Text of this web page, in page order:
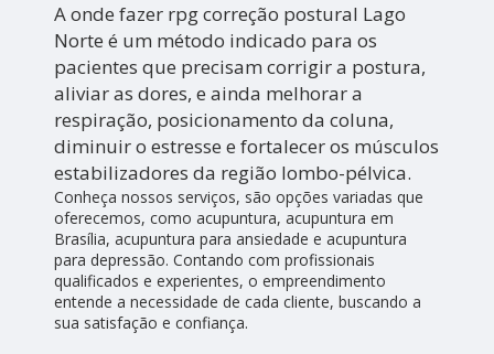
A onde fazer rpg correção postural Lago
Norte é um método indicado para os
pacientes que precisam corrigir a postura,
aliviar as dores, e ainda melhorar a
respiração, posicionamento da coluna,
diminuir o estresse e fortalecer os músculos
estabilizadores da região lombo-pélvica.
Conheça nossos serviços, são opções variadas que
oferecemos, como acupuntura, acupuntura em
Brasília, acupuntura para ansiedade e acupuntura
para depressão. Contando com profissionais
qualificados e experientes, o empreendimento
entende a necessidade de cada cliente, buscando a
sua satisfação e confiança.